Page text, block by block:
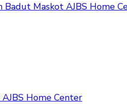
Badut Maskot AJBS Home
Home Center